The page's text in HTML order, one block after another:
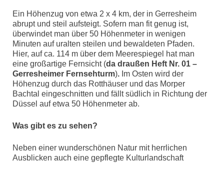
Ein Höhenzug von etwa 2 x 4 km, der in Gerresheim
abrupt und steil aufsteigt. Sofern man fit genug ist,
überwindet man über 50 Höhenmeter in wenigen
Minuten auf uralten steilen und bewaldeten Pfaden.
Hier, auf ca. 114 m über dem Meerespiegel hat man
eine großartige Fernsicht (da draußen Heft Nr. 01 –
Gerresheimer Fernsehturm). Im Osten wird der
Höhenzug durch das Rotthäuser und das Morper
Bachtal eingeschnitten und fällt südlich in Richtung der
Düssel auf etwa 50 Höhenmeter ab.
Was gibt es zu sehen?
Neben einer wunderschönen Natur mit herrlichen
Ausblicken auch eine gepflegte Kulturlandschaft